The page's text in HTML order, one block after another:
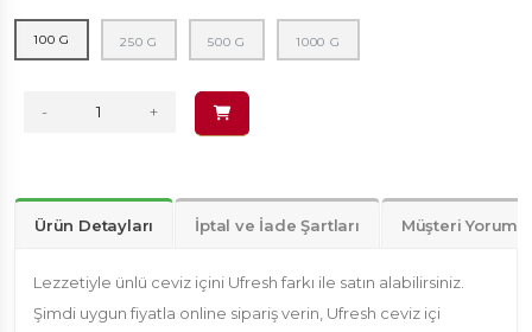
100 G 250 G 500 G 1000 G
- +
Ürün Detayları İptal ve İade Şartları Müşteri
Lezzetiyle ünlü ceviz içini Ufresh farkı ile satın alabilirsiniz.
Şimdi uygun fiyatla online sipariş verin, Ufresh ceviz içi